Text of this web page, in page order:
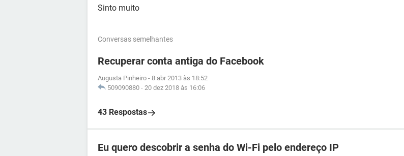
Sinto muito
Conversas semelhantes
Recuperar conta antiga do Facebook
Augusta Pinheiro - 8 abr 2013 às 18:52
509090880 - 20 dez 2018 às 16:06
43 Respostas
Eu quero descobrir a senha do Wi-Fi pelo endereço IP